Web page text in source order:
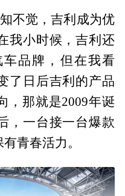
不觉，吉利成为优
我小时候，吉利还
品牌，但在我看
了日后吉利的产品
，那就是2009年诞
，一台接一台爆款
青春活力。